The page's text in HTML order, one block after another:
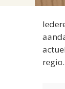
regio.